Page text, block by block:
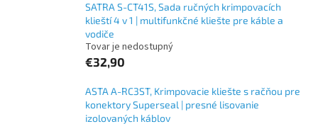
SATRA S-CT41S, Sada ručných krimpovacích
klieští 4 v 1 | multifunkčné kliešte pre káble a
vodiče
Tovar je nedostupný
€32,90
ASTA A-RC3ST, Krimpovacie kliešte s račňou pre
konektory Superseal | presné lisovanie
izolovaných káblov